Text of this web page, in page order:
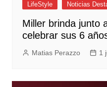
LifeStyle Noticias
Miller brinda junto
celebrar sus 6
Matias Perazzo 1